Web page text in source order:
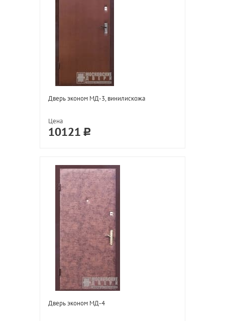
Дверь эконом МД-3, винилискожа
Цена
10121
Дверь эконом МД-4